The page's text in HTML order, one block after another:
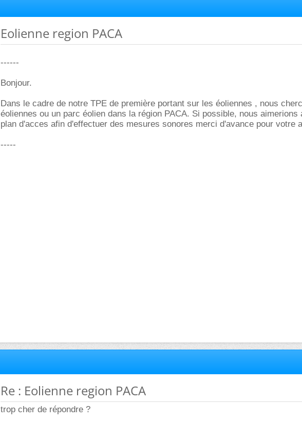
Eolienne region PACA
------
Bonjour.
Dans le cadre de notre TPE de première portant sur les éoliennes , nous
éoliennes ou un parc éolien dans la région PACA. Si possible, nous aimerions
plan d'acces afin d'effectuer des mesures sonores merci d'avance pour votre
-----
Re : Eolienne region PACA
trop cher de répondre ?